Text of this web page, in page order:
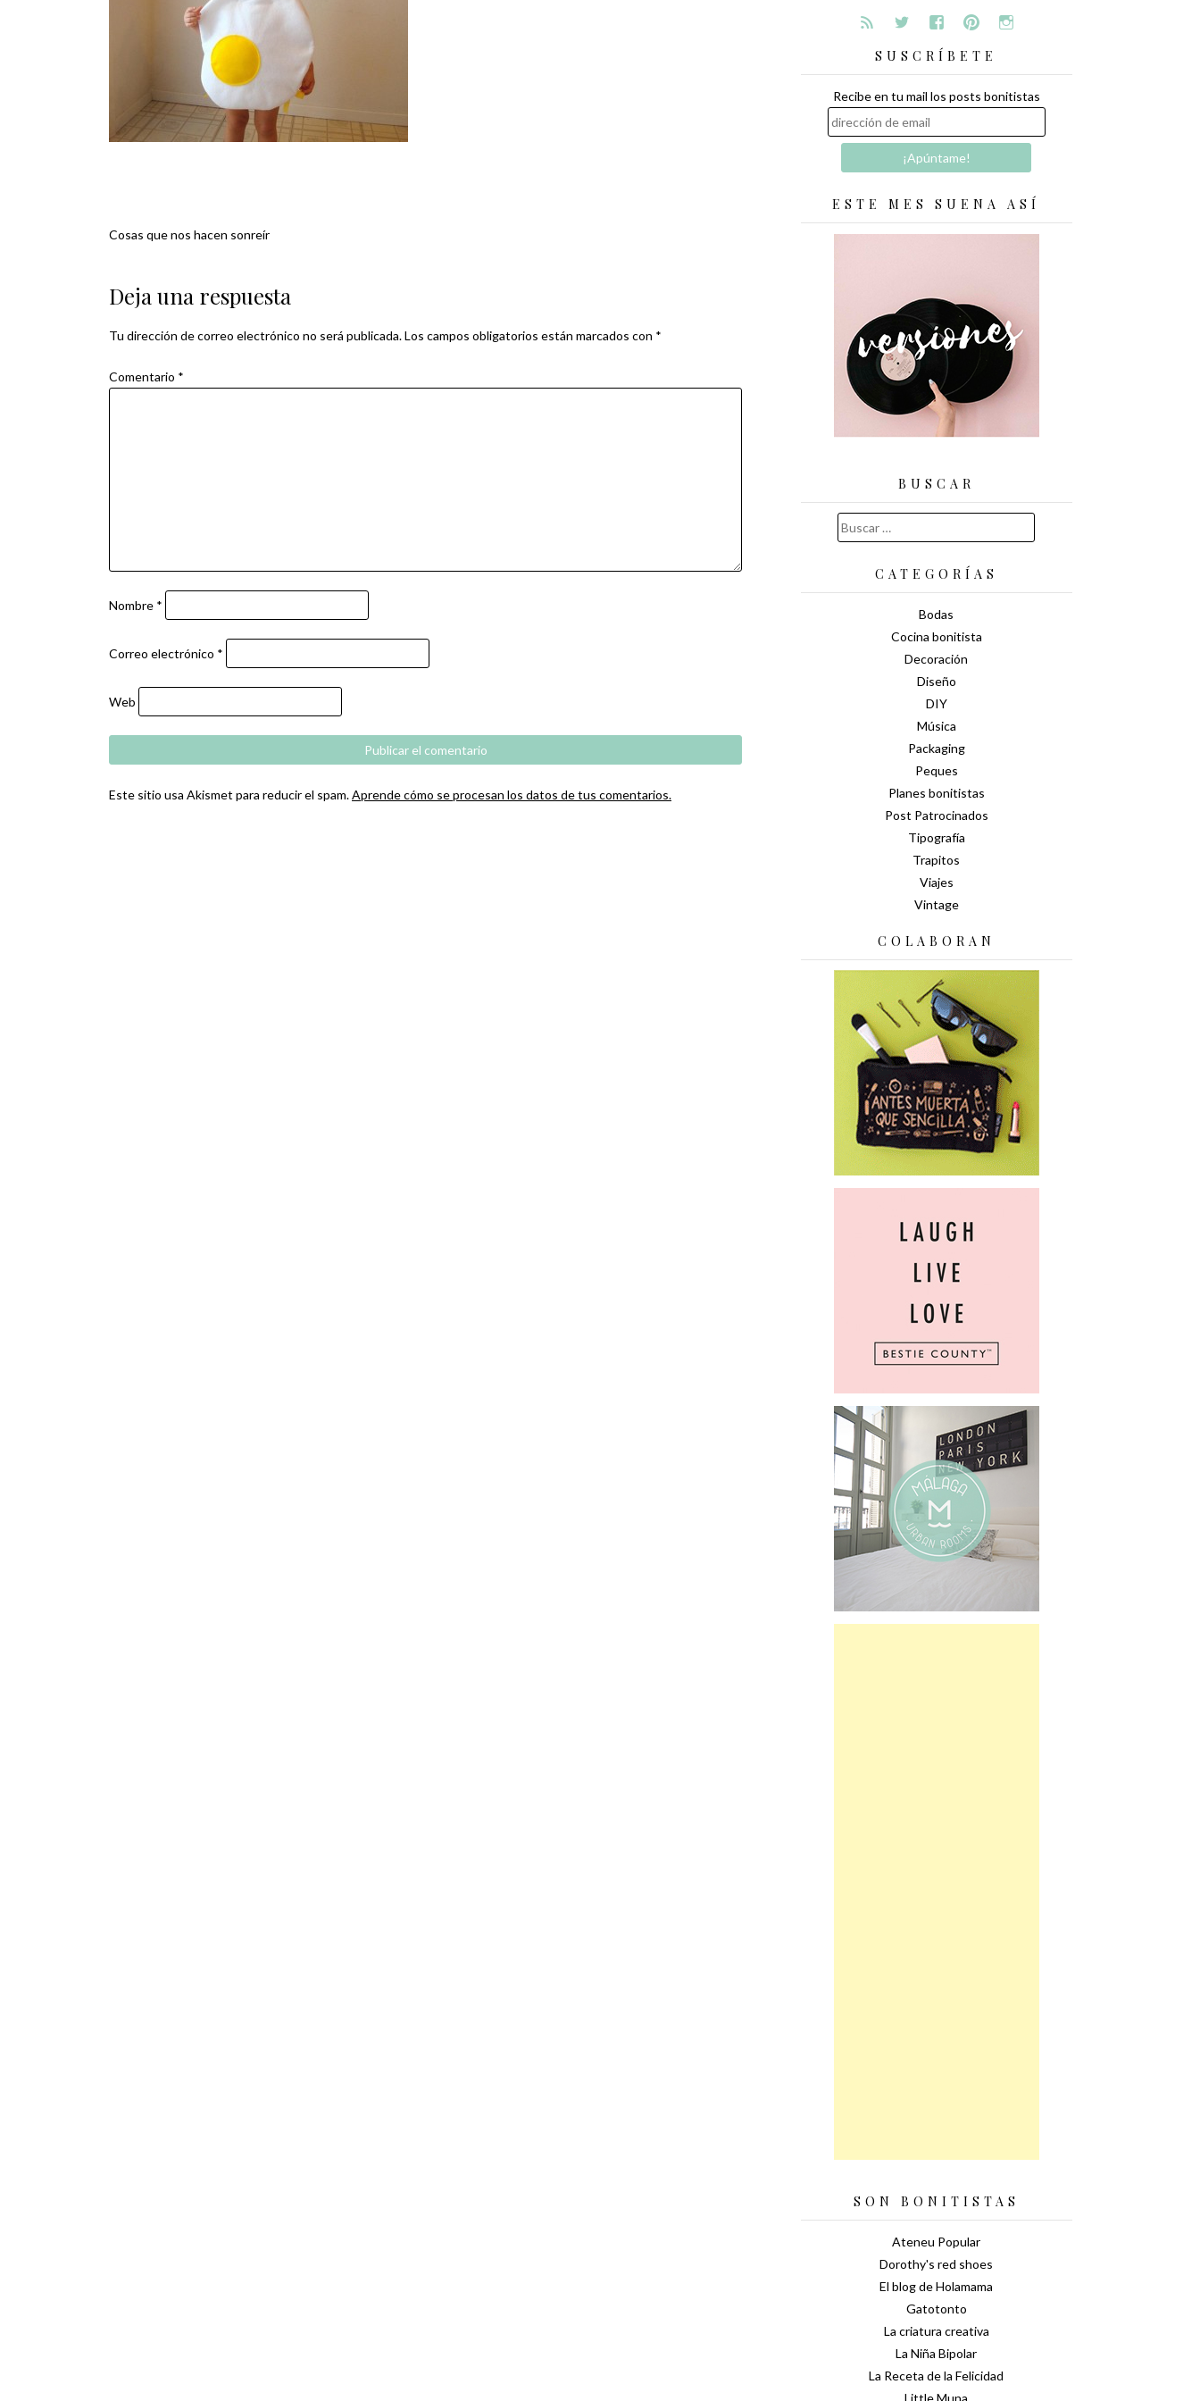
Navegación
de
entradas
Cosas que nos hacen sonreír
Deja una respuesta
Tu dirección de correo electrónico no será publicada.Los campos obligatorios están marcados con *
Comentario *
Nombre *
Correo electrónico *
Web
Este sitio usa Akismet para reducir el spam.Aprende cómo se procesan los datos de tus comentarios.
SUSCRÍBETE
Recibe en tu mail los posts bonitistas
ESTE MES SUENA ASÍ
BUSCAR
Buscar:
CATEGORÍAS
Bodas
Cocina bonitista
Decoración
Diseño
DIY
Música
Packaging
Peques
Planes bonitistas
Post Patrocinados
Tipografía
Trapitos
Viajes
Vintage
COLABORAN
SON BONITISTAS
Ateneu Popular
Dorothy's red shoes
El blog de Holamama
Gatotonto
La criatura creativa
La Niña Bipolar
La Receta de la Felicidad